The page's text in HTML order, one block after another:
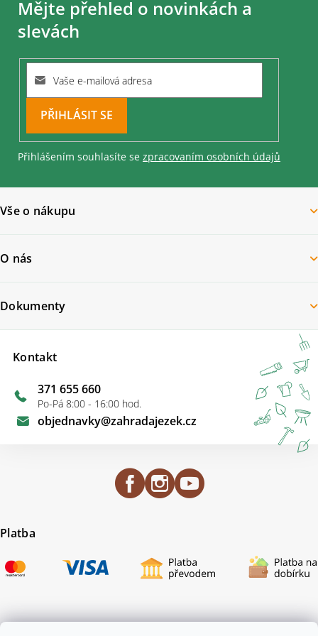
Mějte přehled o novinkách a
slevách
PŘIHLÁSIT
SE
Přihlášením souhlasíte se zpracovaním osobních údajů
Vše o nákupu
O nás
Kontakt
objednavky@zahradajezek.cz
371 655 660
Po-Pá 8:00 - 16:00 hod.
Dokumenty
Platba